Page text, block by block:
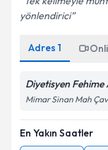
yönlendirici
Adres 1
Diyetisyen Fehime
Mimar Sinan Mah
En Yakın Saatler